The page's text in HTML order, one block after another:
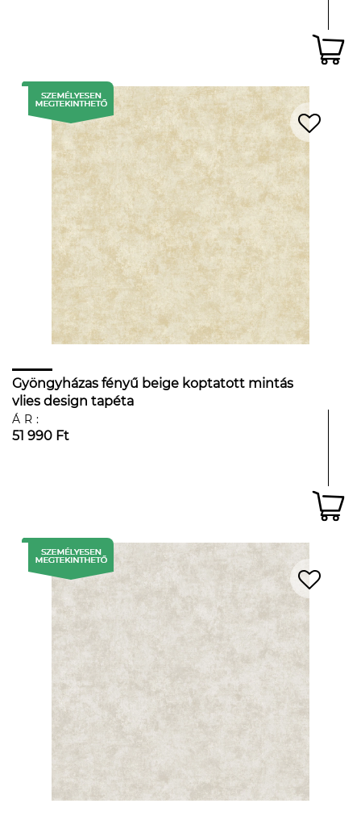
Gyöngyházas fényű beige koptatott mintás
vlies design tapéta
ÁR:
51 990 Ft